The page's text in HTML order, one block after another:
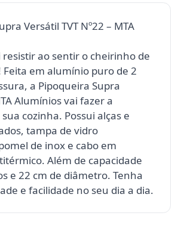
Versátil TVT Nº22 – MTA
ao sentir o cheirinho de
Feita em alumínio puro de 2
a Pipoqueira Supra
Alumínios vai fazer a
cozinha. Possui alças e
tampa de vidro
de inox e cabo em
Além de capacidade
e 22 cm de diâmetro. Tenha
e facilidade no seu dia a dia.